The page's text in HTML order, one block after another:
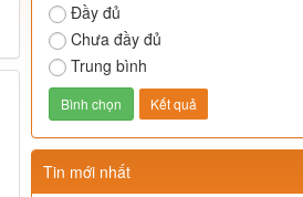
Đầy đủ
Chưa đầy đủ
Trung bình
Tin mới nhất